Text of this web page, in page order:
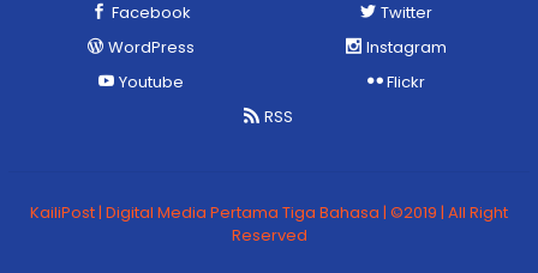
Facebook
Twitter
WordPress
Instagram
Youtube
Flickr
RSS
KailiPost | Digital Media Pertama Tiga Bahasa | ©2019 | All Right
Reserved